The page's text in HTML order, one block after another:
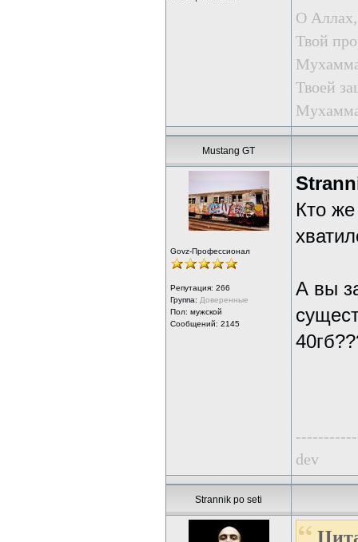
О Аллах,
Твой
Твоей
Mustang GT
Govz-Профессионал
Репутация: 266
Группа: Доверенные
Пол: мужской
Сообщений: 2145
Кто
А вы
dev
Strannik po seti